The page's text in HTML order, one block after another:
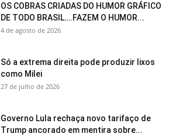
OS COBRAS CRIADAS DO HUMOR GRÁFICO
DE TODO BRASIL….FAZEM O HUMOR...
4 de agosto de 2026
Só a extrema direita pode produzir lixos
como Milei
27 de julho de 2026
Governo Lula rechaça novo tarifaço de
Trump ancorado em mentira sobre...